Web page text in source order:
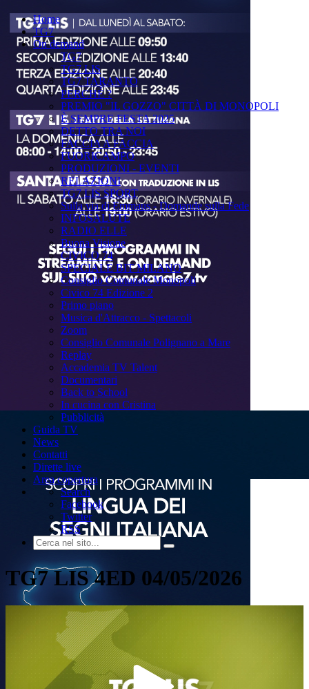
Home
TG7
On demand
TG7
TG7 LIS
TG7 TARANTO
PERCHÉ ?
PREMIO "IL GOZZO" CITTÀ DI MONOPOLI
È SEMPRE FESTA 2025
DETTO TRA NOI
FACCIA A FACCIA
FUORICAMPO
PRODUZIONI - EVENTI
RELAZIONI
TG7 LIS SPORT
Sulla via di Emmaus - Domande sulla Fede
INFOSALUTE
RADIO ELLE
Buona Visione
CIVICO 74
SPECIALE BIT MILANO
Consiglio Comunale Monopoli
Civico 74 Edizione 2
Primo piano
Musica d'Attracco - Spettacoli
Zoom
Consiglio Comunale Polignano a Mare
Replay
Accademia TV Talent
Documentari
Back to School
In cucina con Cristina
Pubblicità
Guida TV
News
Contatti
Dirette live
Area copertura
Search
Facebook
Twitter
RSS
TG7 LIS 4ED 04/05/2026